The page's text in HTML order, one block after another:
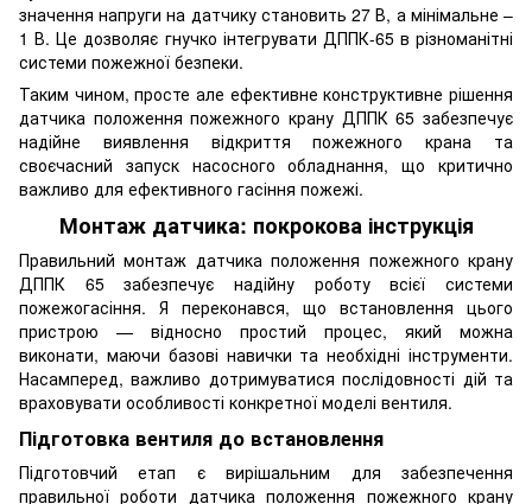
значення напруги на датчику становить 27 В, а мінімальне –
1 В. Це дозволяє гнучко інтегрувати ДППК-65 в різноманітні
системи пожежної безпеки.
Таким чином, просте але ефективне конструктивне рішення
датчика положення пожежного крану ДППК 65 забезпечує
надійне виявлення відкриття пожежного крана та
своєчасний запуск насосного обладнання, що критично
важливо для ефективного гасіння пожежі.
Монтаж датчика: покрокова інструкція
Правильний монтаж датчика положення пожежного крану
ДППК 65 забезпечує надійну роботу всієї системи
пожежогасіння. Я переконався, що встановлення цього
пристрою — відносно простий процес, який можна
виконати, маючи базові навички та необхідні інструменти.
Насамперед, важливо дотримуватися послідовності дій та
враховувати особливості конкретної моделі вентиля.
Підготовка вентиля до встановлення
Підготовчий етап є вирішальним для забезпечення
правильної роботи датчика положення пожежного крану